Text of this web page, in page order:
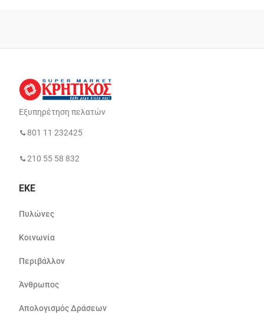
Εξυπηρέτηση πελατών
801 11 232425
210 55 58 832
ΕΚΕ
Πυλώνες
Κοινωνία
Περιβάλλον
Άνθρωπος
Απολογισμός Δράσεων